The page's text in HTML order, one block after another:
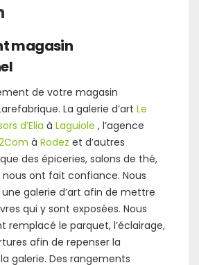
magasin
de votre magasin
La galerie d’art Le
d’Elia à Laguiole , l’agence
à Rodez et d’autres
des épiceries, salons de thé,
ont fait confiance. Nous
galerie d’art afin de mettre
qui y sont exposées. Nous
remplacé le parquet, l’éclairage,
afin de repenser la
galerie. Des rangements